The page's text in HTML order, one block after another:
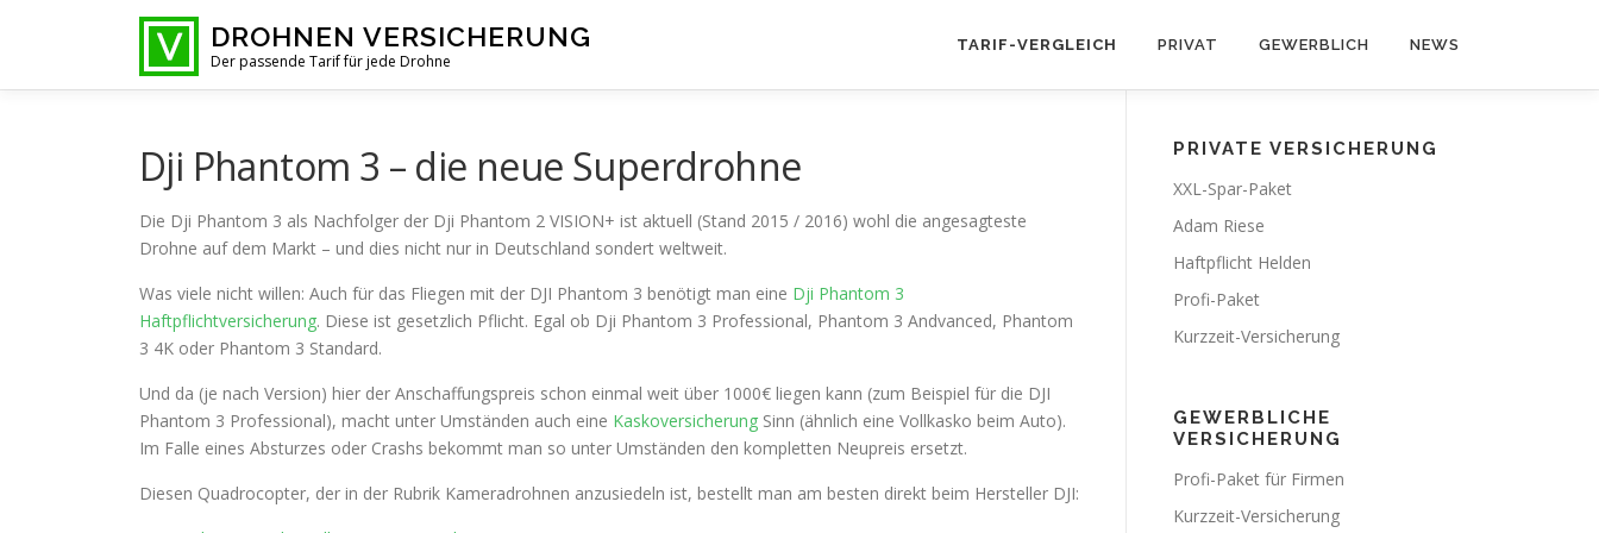
DROHNEN VERSICHERUNG
Der passende Tarif für jede Drohne
TARIF-VERGLEICH PRIVAT GEWERBLICH NEWS
Dji Phantom 3 – die neue Superdrohne
Die Dji Phantom 3 als Nachfolger der Dji Phantom 2 VISION+ ist aktuell (Stand 2015 / 2016) wohl die angesagteste
Drohne auf dem Markt – und dies nicht nur in Deutschland sondert weltweit.
Was viele nicht willen: Auch für das Fliegen mit der DJI Phantom 3 benötigt man eine Dji Phantom 3
Haftpflichtversicherung. Diese ist gesetzlich Pflicht. Egal ob Dji Phantom 3 Professional, Phantom 3 Andvanced, Phantom
3 4K oder Phantom 3 Standard.
Und da (je nach Version) hier der Anschaffungspreis schon einmal weit über 1000€ liegen kann (zum Beispiel für die DJI
Phantom 3 Professional), macht unter Umständen auch eine Kaskoversicherung Sinn (ähnlich eine Vollkasko beim Auto).
Im Falle eines Absturzes oder Crashs bekommt man so unter Umständen den kompletten Neupreis ersetzt.
Diesen Quadrocopter, der in der Rubrik Kameradrohnen anzusiedeln ist, bestellt man am besten direkt beim Hersteller DJI:
PRIVATE VERSICHERUNG
XXL-Spar-Paket
Adam Riese
Haftpflicht Helden
Profi-Paket
Kurzzeit-Versicherung
GEWERBLICHE
VERSICHERUNG
Profi-Paket für Firmen
Kurzzeit-Versicherung